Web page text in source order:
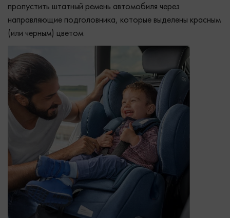
пропустить штатный ремень автомобиля через
направляющие подголовника, которые выделены красным
(или черным) цветом.